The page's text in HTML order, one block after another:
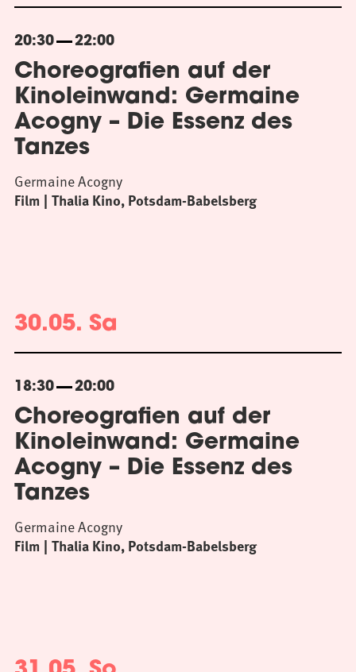
20:30 22:00
Choreografien auf der
Kinoleinwand: Germaine
Acogny – Die Essenz des
Tanzes
Film Thalia Kino, Potsdam-Babelsberg
Germaine Acogny
30.05. Sa
18:30 20:00
Choreografien auf der
Kinoleinwand: Germaine
Acogny – Die Essenz des
Tanzes
Film Thalia Kino, Potsdam-Babelsberg
Germaine Acogny